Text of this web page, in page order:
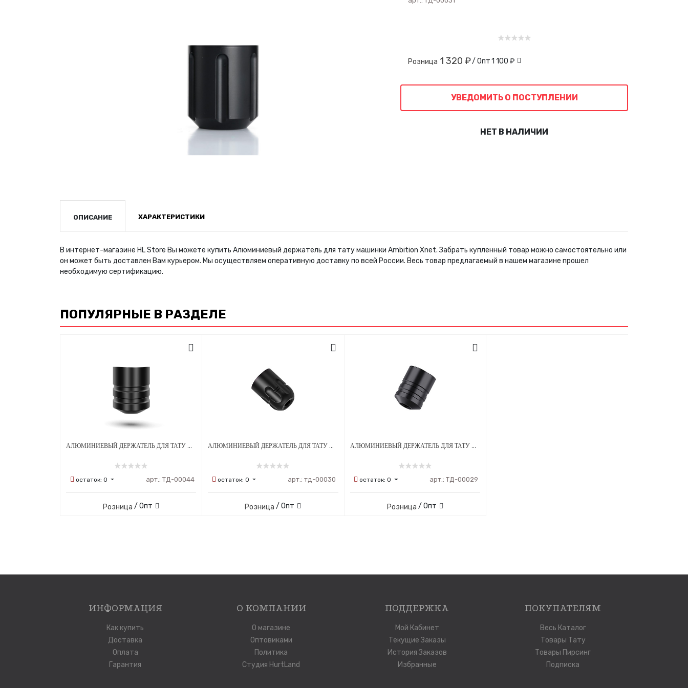
Розница 1 320 ₽/ Опт1 100 ₽
УВЕДОМИТЬ О ПОСТУПЛЕНИИ
НЕТ В НАЛИЧИИ
ОПИСАНИЕ ХАРАКТЕРИСТИКИ
В интернет-магазине HL Store Вы можете купить Алюминиевый держатель для тату машинки Ambition Xnet. Забрать купленный товар можно самостоятельно или
он может быть доставлен Вам курьером. Мы осуществляем оперативную доставку по всей России. Весь товар предлагаемый в нашем магазине прошел
необходимую сертификацию.
ПОПУЛЯРНЫЕ В РАЗДЕЛЕ
АЛЮМИНИЕВЫЙ ДЕРЖАТЕЛЬ ДЛЯ ТАТУ МАШИНКИ AMBITION XNET FLAMINGO
остаток: 0 арт.: ТД-00044
Розница / Опт
АЛЮМИНИЕВЫЙ ДЕРЖАТЕЛЬ ДЛЯ ТАТУ МАШИНКИ AMBITION SOLDIER
остаток:0 арт.: тд-00030
Розница / Опт
АЛЮМИНИЕВЫЙ ДЕРЖАТЕЛЬ ДЛЯ ТАТУ МАШИНКИ AMBITION NINJA
остаток:0 арт.: ТД-00029
Розница / Опт
ИНФОРМАЦИЯ
Как купить
Доставка
Оплата
Гарантия
О КОМПАНИИ
О магазине
Оптовиками
Политика
Студия HurtLand
ПОДДЕРЖКА
Мой Кабинет
Текущие Заказы
История Заказов
Избранные
ПОКУПАТЕЛЯМ
Весь Каталог
Товары Тату
Товары Пирсинг
Подписка